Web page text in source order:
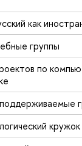
как
группы
по
кружок